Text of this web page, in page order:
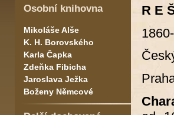
Osobní knihovna
Mikoláše Alše
K. H. Borovského
Karla Čapka
Zdeňka Fibicha
Jaroslava Ježka
Boženy Němcové
R E